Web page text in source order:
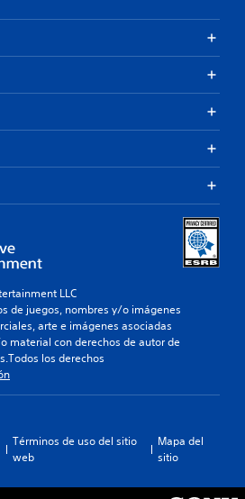
LLC
de juegos, nombres y/o imágenes
arte e imágenes asociadas
material con derechos de autor de
los derechos
Términos de uso del sitio
web
Mapa del
sitio